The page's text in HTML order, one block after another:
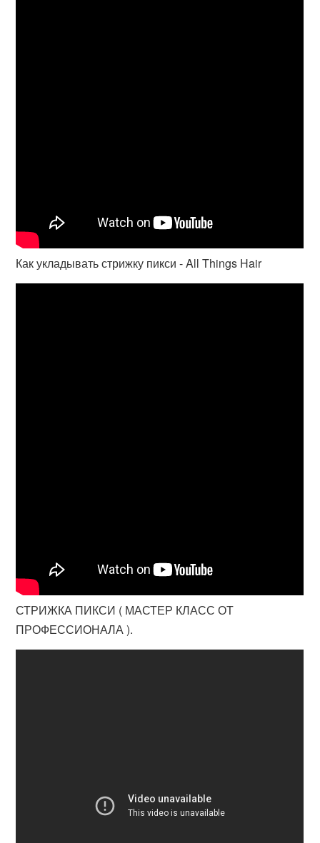
Как укладывать стрижку пикси - All Things Hair
СТРИЖКА ПИКСИ ( МАСТЕР КЛАСС ОТ
ПРОФЕССИОНАЛА ).